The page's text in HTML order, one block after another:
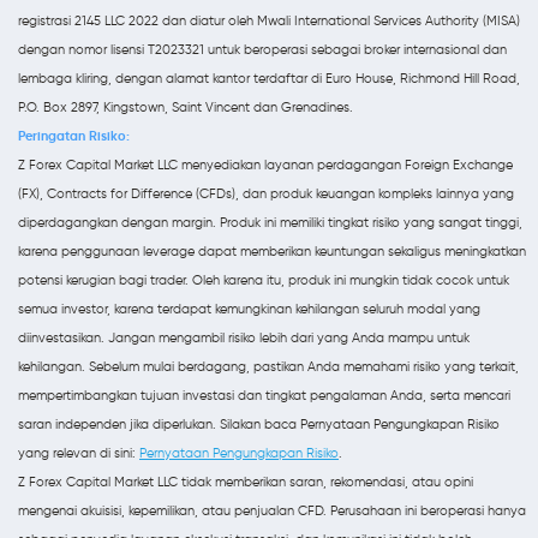
registrasi 2145 LLC 2022 dan diatur oleh Mwali International Services Authority (MISA)
dengan nomor lisensi T2023321 untuk beroperasi sebagai broker internasional dan
lembaga kliring, dengan alamat kantor terdaftar di Euro House, Richmond Hill Road,
P.O. Box 2897, Kingstown, Saint Vincent dan Grenadines.
Peringatan Risiko:
Z Forex Capital Market LLC menyediakan layanan perdagangan Foreign Exchange
(FX), Contracts for Difference (CFDs), dan produk keuangan kompleks lainnya yang
diperdagangkan dengan margin. Produk ini memiliki tingkat risiko yang sangat tinggi,
karena penggunaan leverage dapat memberikan keuntungan sekaligus meningkatkan
potensi kerugian bagi trader. Oleh karena itu, produk ini mungkin tidak cocok untuk
semua investor, karena terdapat kemungkinan kehilangan seluruh modal yang
diinvestasikan. Jangan mengambil risiko lebih dari yang Anda mampu untuk
kehilangan. Sebelum mulai berdagang, pastikan Anda memahami risiko yang terkait,
mempertimbangkan tujuan investasi dan tingkat pengalaman Anda, serta mencari
saran independen jika diperlukan. Silakan baca Pernyataan Pengungkapan Risiko
yang relevan di sini: Pernyataan Pengungkapan Risiko.
Z Forex Capital Market LLC tidak memberikan saran, rekomendasi, atau opini
mengenai akuisisi, kepemilikan, atau penjualan CFD. Perusahaan ini beroperasi hanya